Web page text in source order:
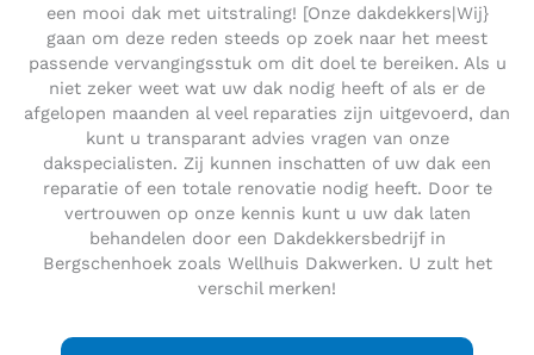
een mooi dak met uitstraling! [Onze dakdekkers|Wij}
gaan om deze reden steeds op zoek naar het meest
passende vervangingsstuk om dit doel te bereiken. Als u
niet zeker weet wat uw dak nodig heeft of als er de
afgelopen maanden al veel reparaties zijn uitgevoerd, dan
kunt u transparant advies vragen van onze
dakspecialisten. Zij kunnen inschatten of uw dak een
reparatie of een totale renovatie nodig heeft. Door te
vertrouwen op onze kennis kunt u uw dak laten
behandelen door een Dakdekkersbedrijf in
Bergschenhoek zoals Wellhuis Dakwerken. U zult het
verschil merken!